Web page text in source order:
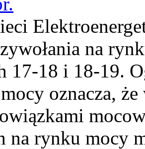
na
17-18 i 18-19.
oznacza,
na rynku mocy